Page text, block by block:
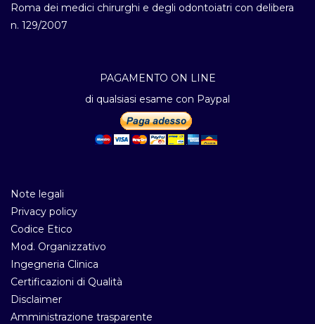
Roma dei medici chirurghi e degli odontoiatri con delibera
n. 129/2007
PAGAMENTO ON LINE
di qualsiasi esame con Paypal
Note legali
Privacy policy
Codice Etico
Mod. Organizzativo
Ingegneria Clinica
Certificazioni di Qualità
Disclaimer
Amministrazione trasparente